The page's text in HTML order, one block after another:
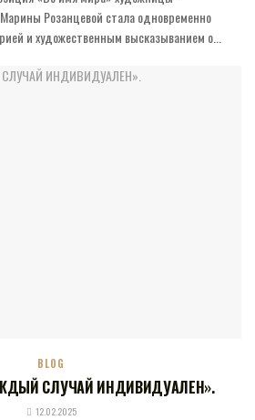
Розанцевой стала одновременно
и художественным высказыванием о...
BLOG
СЛУЧАЙ ИНДИВИДУАЛЕН».
12.02.2025